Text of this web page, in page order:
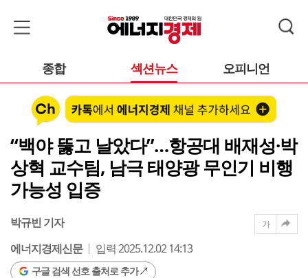
종합 섹션뉴스 오피니언
“백야 뚫고 날았다”…항공대 배재성·박
상혁 교수팀, 남극 태양광 무인기 비행
가능성 입증
박규빈 기자
에너지경제신문
입력 2025.12.02 14:13
구글 검색 선호 출처로 추가
가